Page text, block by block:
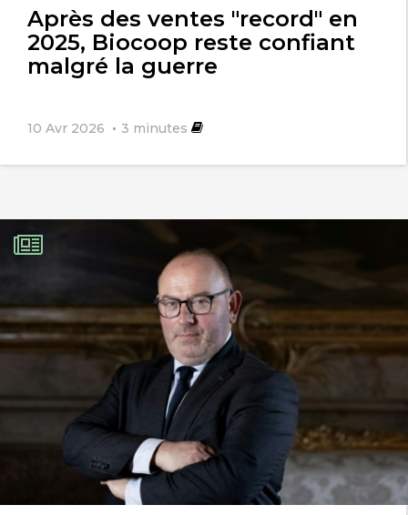
Après des ventes "record" en
2025, Biocoop reste confiant
malgré la guerre
10 Avr 2026 3 minutes